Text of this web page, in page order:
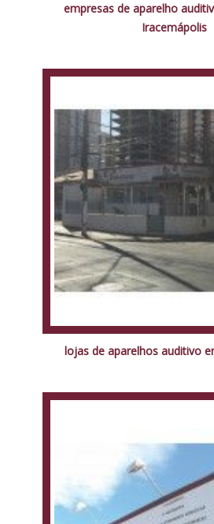
empresas de aparelho
Iracemápolis
lojas de aparelhos auditivo